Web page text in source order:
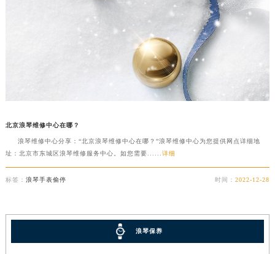
北京浪琴维修中心在哪？
浪琴维修中心分享：“北京浪琴维修中心在哪？”浪琴维修中心为您提供网点详细地
址：北京市东城区浪琴维修服务中心。如您需要...... 详细
标签： 浪琴手表偷停 时间：2022-12-28
浪琴保养